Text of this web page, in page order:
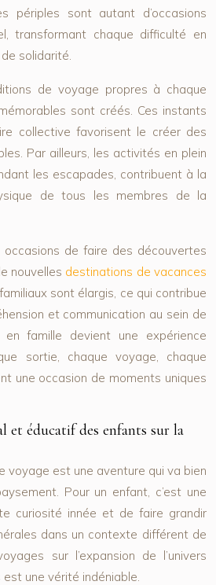
périples sont autant d’occasions
transformant chaque difficulté en
solidarité.
de voyage propres à chaque
sont créés. Ces instants
collective favorisent le créer des
Par ailleurs, les activités en plein
les escapades, contribuent à la
de tous les membres de la
de faire des découvertes
nouvelles destinations de vacances
sont élargis, ce qui contribue
et communication au sein de
famille devient une expérience
sortie, chaque voyage, chaque
une occasion de moments uniques
et éducatif des enfants sur la
voyage est une aventure qui va bien
Pour un enfant, c’est une
curiosité innée et de faire grandir
dans un contexte différent de
sur l’expansion de l’univers
une vérité indéniable.